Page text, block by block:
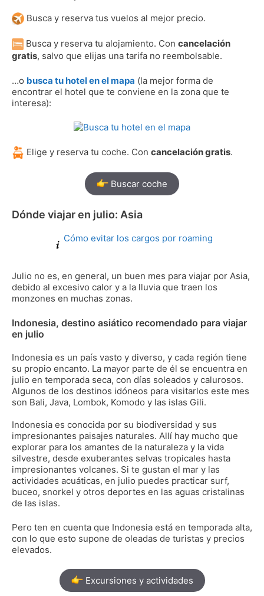
Busca y reserva tus vuelos al mejor precio.
Busca y reserva tu alojamiento. Con cancelación
gratis, salvo que elijas una tarifa no reembolsable.
…o busca tu hotel en el mapa (la mejor forma de
encontrar el hotel que te conviene en la zona que te
interesa):
Elige y reserva tu coche. Con cancelación gratis.
Buscar coche
Dónde viajar en julio: Asia
Cómo evitar los cargos por roaming
Julio no es, en general, un buen mes para viajar por Asia,
debido al excesivo calor y a la lluvia que traen los
monzones en muchas zonas.
Indonesia, destino asiático recomendado para viajar
en julio
Indonesia es un país vasto y diverso, y cada región tiene
su propio encanto. La mayor parte de él se encuentra en
julio en temporada seca, con días soleados y calurosos.
Algunos de los destinos idóneos para visitarlos este mes
son Bali, Java, Lombok, Komodo y las islas Gili.
Indonesia es conocida por su biodiversidad y sus
impresionantes paisajes naturales. Allí hay mucho que
explorar para los amantes de la naturaleza y la vida
silvestre, desde exuberantes selvas tropicales hasta
impresionantes volcanes. Si te gustan el mar y las
actividades acuáticas, en julio puedes practicar surf,
buceo, snorkel y otros deportes en las aguas cristalinas
de las islas.
Pero ten en cuenta que Indonesia está en temporada alta,
con lo que esto supone de oleadas de turistas y precios
elevados.
Excursiones y actividades